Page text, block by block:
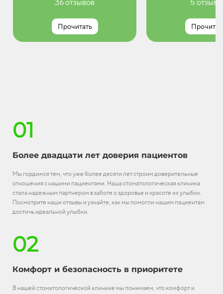
36 отзывов
Прочитать
5
01
Более двадцати лет доверия пациентов
Мы гордимся тем, что уже более десяти лет строим доверительные
отношения с нашими пациентами. Наша стоматологическая клиника
стала надежным партнером в заботе о здоровье и красоте их улыбок.
Посмотрите наши отзывы и узнайте, как мы помогли нашим пациентам
достичь идеальной улыбки.
02
Комфорт и безопасность в приоритете
В нашей стоматологической клинике мы понимаем, что комфорт и